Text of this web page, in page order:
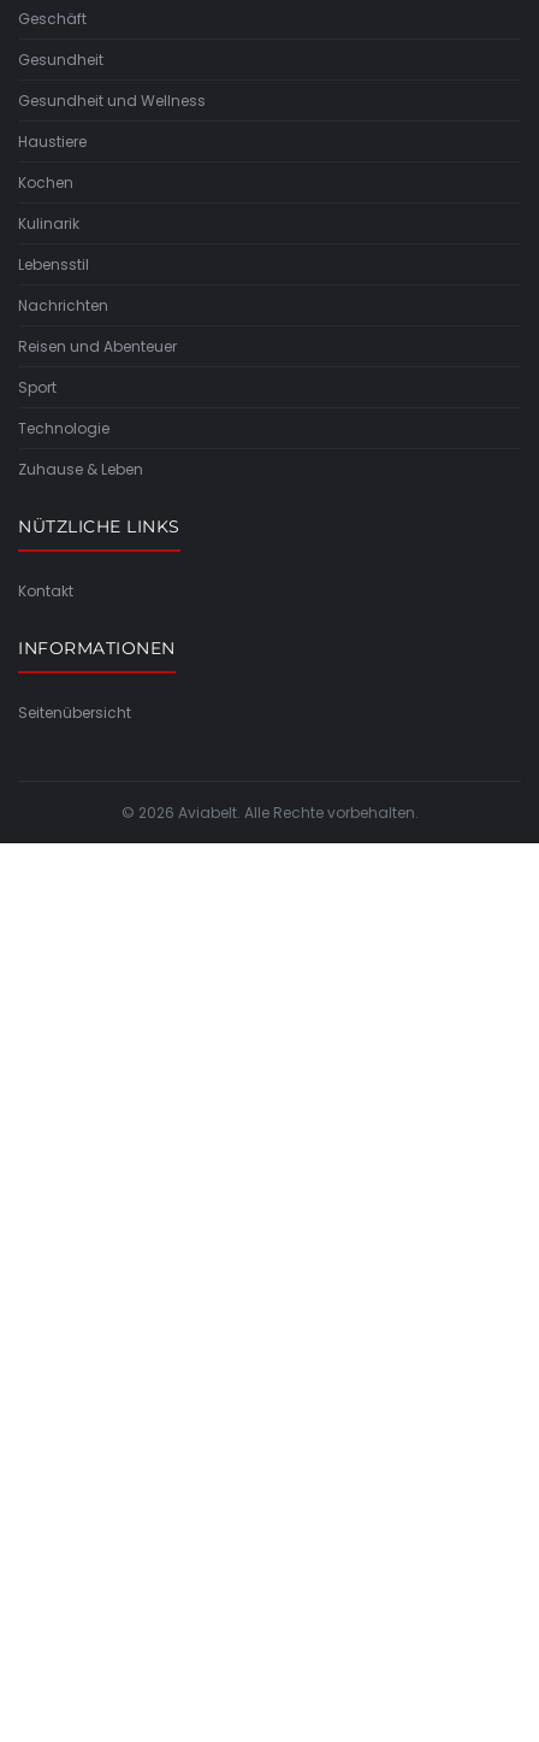
Geschäft
Gesundheit
Gesundheit und Wellness
Haustiere
Kochen
Kulinarik
Lebensstil
Nachrichten
Reisen und Abenteuer
Sport
Technologie
Zuhause & Leben
NÜTZLICHE LINKS
Kontakt
INFORMATIONEN
Seitenübersicht
© 2026 Aviabelt. Alle Rechte vorbehalten.